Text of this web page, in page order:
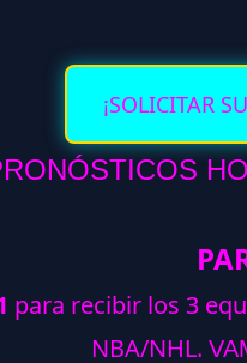
¡SOLICITAR
para recibir los 3
NBA/NHL.